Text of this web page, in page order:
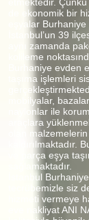
de ekonomik bir
eşyalar
İstanbul’un 39
aynı zamanda
kolileme
Burhaniye evden
taşıma işlemleri
mobilyalar,
naylonlar ile
araçlara
olan
kaldırılmaktadır.
ve parça eşya
sağlamaktadır.
İstanbul
tecrübemizle siz
hizmeti vermeye
eve nakliyat ANI